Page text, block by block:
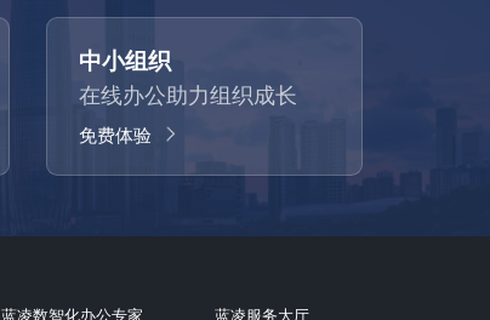
中小组织
在线办公助力组织成长
免费体验
蓝凌数智化办公专家 蓝凌服务大厅